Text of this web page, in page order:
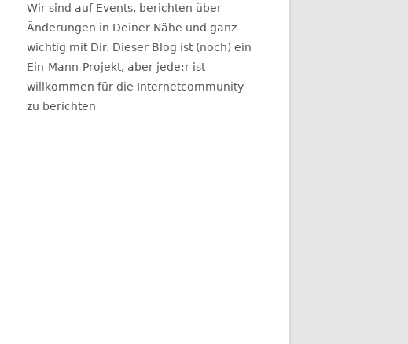
Wir sind auf Events, berichten über
Änderungen in Deiner Nähe und ganz
wichtig mit Dir. Dieser Blog ist (noch) ein
Ein-Mann-Projekt, aber jede:r ist
willkommen für die Internetcommunity
zu berichten